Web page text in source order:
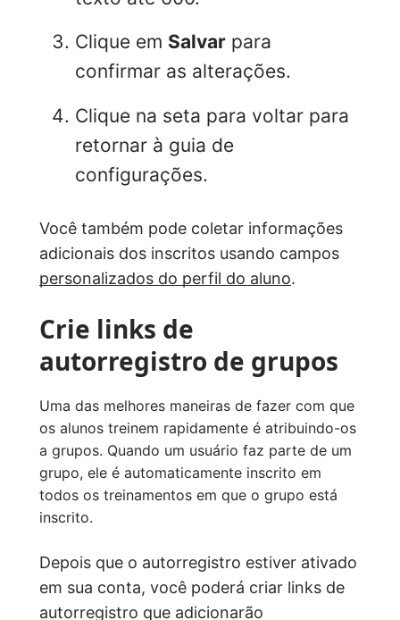
Clique em Salvar para
confirmar as alterações.
Clique na seta para voltar para
retornar à guia de
configurações.
Você também pode coletar informações
adicionais dos inscritos usando campos
personalizados do perfil do aluno.
Crie links de
autorregistro de grupos
Uma das melhores maneiras de fazer com que
os alunos treinem rapidamente é atribuindo-os
a grupos. Quando um usuário faz parte de um
grupo, ele é automaticamente inscrito em
todos os treinamentos em que o grupo está
inscrito.
Depois que o autorregistro estiver ativado
em sua conta, você poderá criar links de
autorregistro que adicionarão